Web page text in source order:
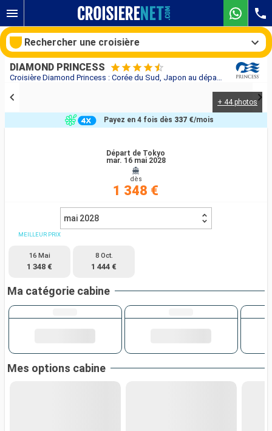
Croisière Diamond Princess : Corée du Sud, Japon au départ de Tokyo
DIAMOND PRINCESS
+ 44 photos
Départ de Tokyo
mar. 16 mai 2028
dès
1 348 €
Payez en 4 fois dès 337 €/mois
mai 2028
MEILLEUR PRIX
16 Mai
1 348 €
8 Oct.
1 444 €
Ma catégorie cabine
Mes options cabine
Rechercher une croisière
Compagnies
Rechercher